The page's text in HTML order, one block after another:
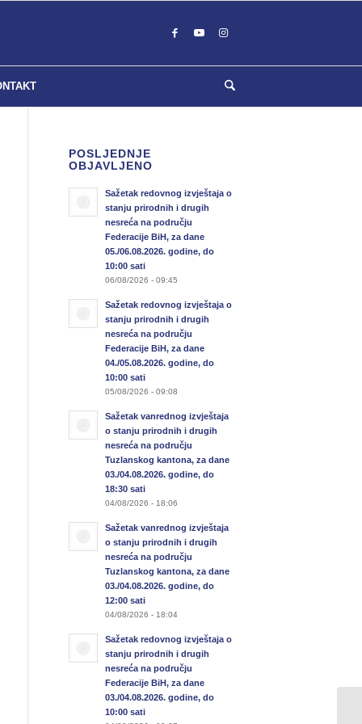
POSLJEDNJE
OBJAVLJENO
Sažetak redovnog izvještaja o
stanju prirodnih i drugih
nesreća na području
Federacije BiH, za dane
05./06.08.2026. godine, do
10:00 sati
06/08/2026 - 09:45
Sažetak redovnog izvještaja o
stanju prirodnih i drugih
nesreća na području
Federacije BiH, za dane
04./05.08.2026. godine, do
10:00 sati
05/08/2026 - 09:08
Sažetak vanrednog izvještaja
o stanju prirodnih i drugih
nesreća na području
Tuzlanskog kantona, za dane
03./04.08.2026. godine, do
18:30 sati
04/08/2026 - 18:06
Sažetak vanrednog izvještaja
o stanju prirodnih i drugih
nesreća na području
Tuzlanskog kantona, za dane
03./04.08.2026. godine, do
12:00 sati
04/08/2026 - 18:04
Sažetak redovnog izvještaja o
stanju prirodnih i drugih
nesreća na području
Federacije BiH, za dane
03./04.08.2026. godine, do
10:00 sati